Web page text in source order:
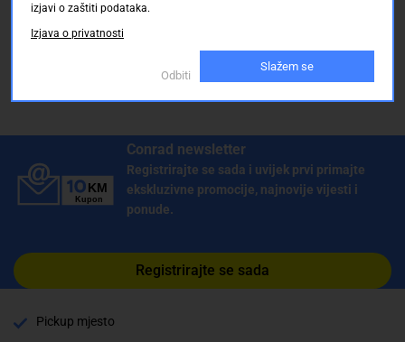
Žarulje za ljestvice
Conrad newsletter
Registrirajte se sada i uvijek prvi primajte
ekskluzivne promocije, najnovije vijesti i
ponude.
Registrirajte se sada
Pickup mjesto
izjavi o zaštiti podataka.
Izjava o privatnosti
Odbiti
Slažem se